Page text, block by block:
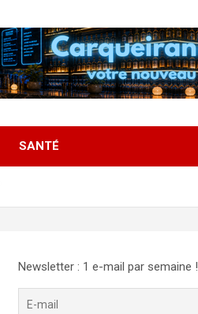
SANTÉ
Newsletter : 1 e-mail par semaine !